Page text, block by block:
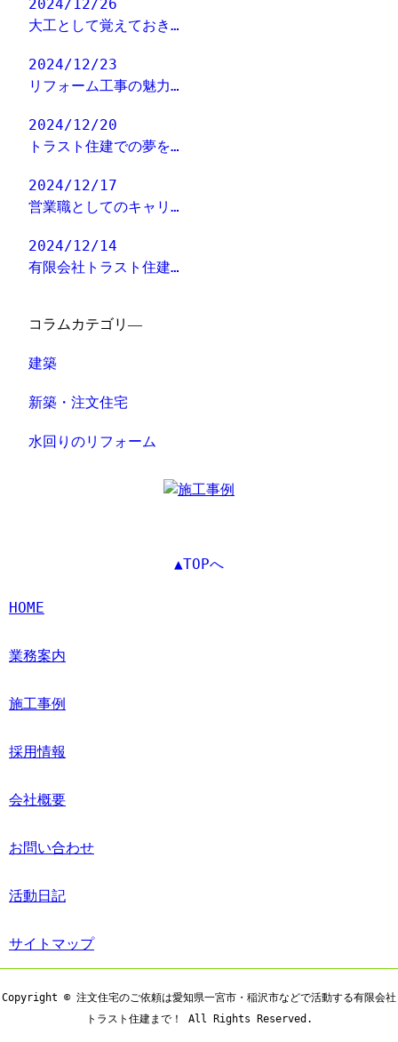
2024/12/26
大工として覚えておき…
2024/12/23
リフォーム工事の魅力…
2024/12/20
トラスト住建での夢を…
2024/12/17
営業職としてのキャリ…
2024/12/14
有限会社トラスト住建…
コラムカテゴリ―
建築
新築・注文住宅
水回りのリフォーム
▲TOPへ
HOME
業務案内
施工事例
採用情報
会社概要
お問い合わせ
活動日記
サイトマップ
Copyright © 注文住宅のご依頼は愛知県一宮市・稲沢市などで活動する有限会社
トラスト住建まで！ All Rights Reserved.